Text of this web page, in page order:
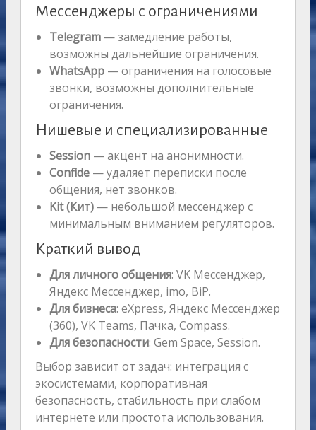
Мессенджеры с ограничениями
Telegram— замедление работы,
возможны дальнейшие ограничения.
WhatsApp— ограничения на голосовые
звонки, возможны дополнительные
ограничения.
Нишевые и специализированные
Session— акцент на анонимности.
Confide— удаляет переписки после
общения, нет звонков.
Kit (Кит)— небольшой мессенджер с
минимальным вниманием регуляторов.
Краткий вывод
Для личного общения: VK Мессенджер,
Яндекс Мессенджер, imo, BiP.
Для бизнеса: eXpress, Яндекс Мессенджер
(360), VK Teams, Пачка, Compass.
Для безопасности: Gem Space, Session.
Выбор зависит от задач: интеграция с
экосистемами, корпоративная
безопасность, стабильность при слабом
интернете или простота использования.